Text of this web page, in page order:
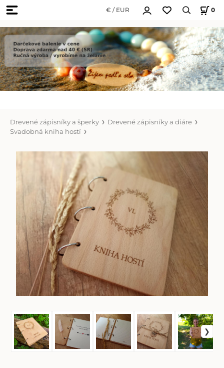
€ / EUR 0
Drevené zápisníky a šperky
Drevené zápisníky a diáre
Svadobná kniha hostí